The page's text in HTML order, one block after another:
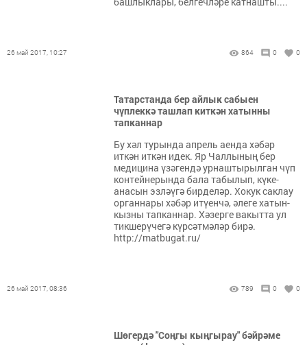
26 май 2017, 10:27 864 0 0
Татарстанда бер айлык сабыен
чүплеккә ташлап киткән хатынны
тапканнар
Бу хәл турында апрель аенда хәбәр
иткән иткән идек. Яр Чаллының бер
медицина үзәгендә урнаштырылган чүп
контейнерында бала табылып, күке-
анасын эзләүгә бирделәр. Хокук саклау
органнары хәбәр итүенчә, әлеге хатын-
кызны тапканнар. Хәзерге вакытта ул
тикшерүчегә күрсәтмәләр бирә.
http://matbugat.ru/
26 май 2017, 08:36 789 0 0
Шөгердә "Соңгы кыңгырау" бәйрәме